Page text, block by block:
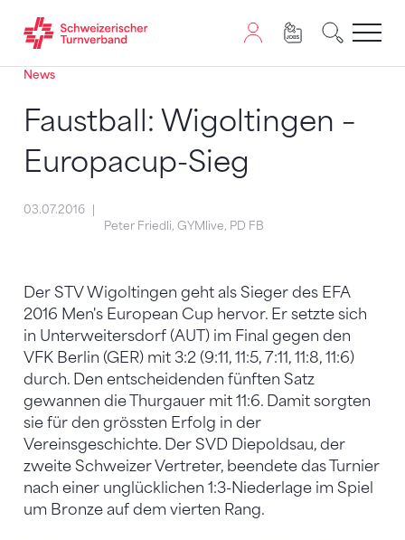
Zum Inhalt springen
Zur Sitemap navigieren
Zum Navigieren dieser Seite wird JavaScript benötigt.
News
Faustball: Wigoltingen –
Europacup-Sieg
03.07.2016
Peter Friedli, GYMlive, PD FB
Der STV Wigoltingen geht als Sieger des EFA
2016 Men's European Cup hervor. Er setzte sich
in Unterweitersdorf (AUT) im Final gegen den
VFK Berlin (GER) mit 3:2 (9:11, 11:5, 7:11, 11:8, 11:6)
durch. Den entscheidenden fünften Satz
gewannen die Thurgauer mit 11:6. Damit sorgten
sie für den grössten Erfolg in der
Vereinsgeschichte. Der SVD Diepoldsau, der
zweite Schweizer Vertreter, beendete das Turnier
nach einer unglücklichen 1:3-Niederlage im Spiel
um Bronze auf dem vierten Rang.